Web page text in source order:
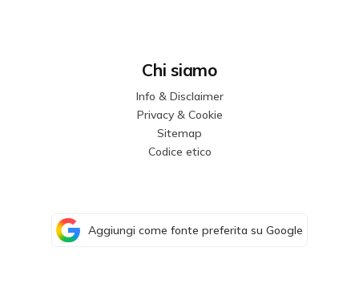
Chi siamo
Info & Disclaimer
Privacy & Cookie
Sitemap
Codice etico
Aggiungi come fonte preferita su Google